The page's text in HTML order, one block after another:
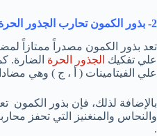
2- بذور الكمون تحارب الجذور الحرة :
تعد بذور الكمون مصدراً ممتازاً
علي تفكيك الجذور الحرة الضارة.
علي الفيتامينات ( أ ، ج ) وهي
بالإضافة لذلك، فإن بذور الكمون
والنحاس والمنغنيز التي تحفز
.